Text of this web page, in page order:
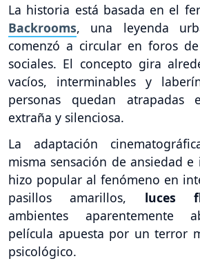
La historia está basada en el
Backrooms, una leyenda
comenzó a circular en foros
sociales. El concepto gira
vacíos, interminables y
personas quedan atrapadas
extraña y silenciosa.
La adaptación
misma sensación de ansiedad
hizo popular al fenómeno en
pasillos amarillos, luces
ambientes aparentemente
película apuesta por un terror
psicológico.